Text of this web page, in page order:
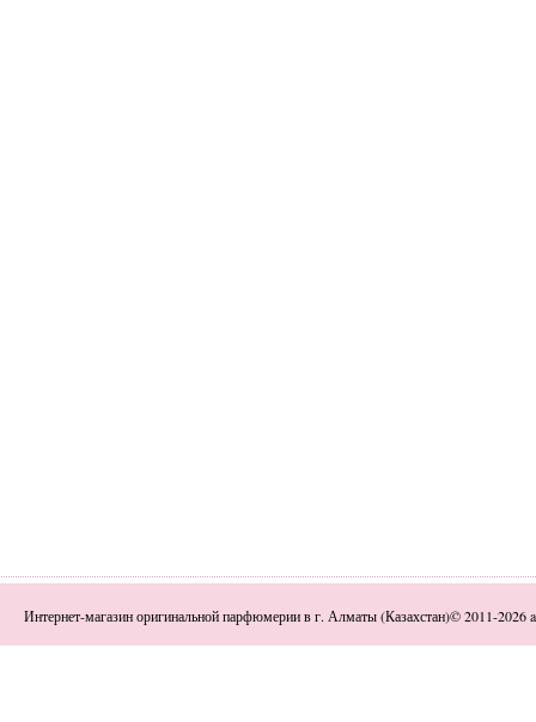
Интернет-магазин оригинальной парфюмерии в г. Алматы (Казахстан)© 2011-2026